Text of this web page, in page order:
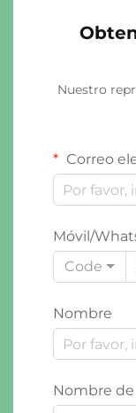
Nuestro
Correo
Móvil/
Code
Nombre
Nombre